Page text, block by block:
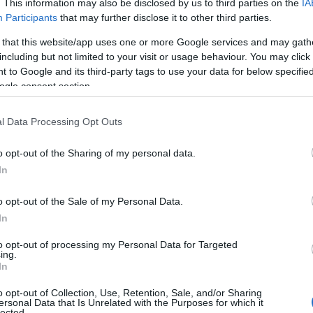
This information may also be disclosed by us to third parties on the
Participants that may further disclose it to other third parties.
that this website/app uses one or more Google services and may
but not limited to your visit or usage behaviour. You may
to Google and its third-party tags to use your data for below
consent section.
Data Processing Opt Outs
opt-out of the Sharing of my personal data.
opt-out of the Sale of my Personal Data.
opt-out of processing my Personal Data for Targeted
opt-out of Collection, Use, Retention, Sale, and/or Sharing
Data that Is Unrelated with the Purposes for which it
διαδικασίας απαιτείται ηακριβής συμπλήρωση
υποβολής.
ένας υποψήφιος συμμετέχει σε περισσότερους από
πρέπει να